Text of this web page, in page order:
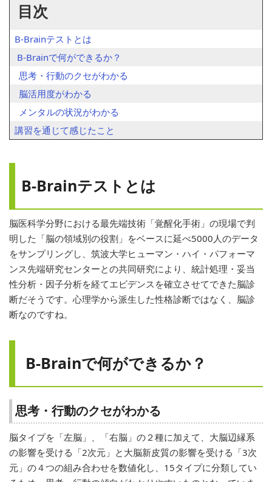
目次
B-Brainテストとは
B-Brainで何ができるか？
思考・行動のクセがわかる
脳活用度がわかる
メンタルの状況がわかる
講習を通じて感じたこと
B-Brainテストとは
脳医科学分野における最先端技術「覚醒化手術」の現場で判
明した「脳の領域別の役割」をベースに延べ5000人のデータ
をサンプリングし、筑波大学ヒューマン・ハイ・パフォーマ
ンス先端研究センターとの共同研究により、統計処理・妥当
性分析・因子分析を経てエビデンスを確立させてできた脳診
断だそうです。心理学から派生した性格診断ではなく、脳診
断なのですね。
B-Brainで何ができるか？
思考・行動のクセがわかる
脳タイプを「左脳」、「右脳」の２種に加えて、大脳辺縁系
の影響を受ける「2次元」と大脳新皮質の影響を受ける「3次
元」の４つの組み合わせを数値化し、15タイプに分類してい